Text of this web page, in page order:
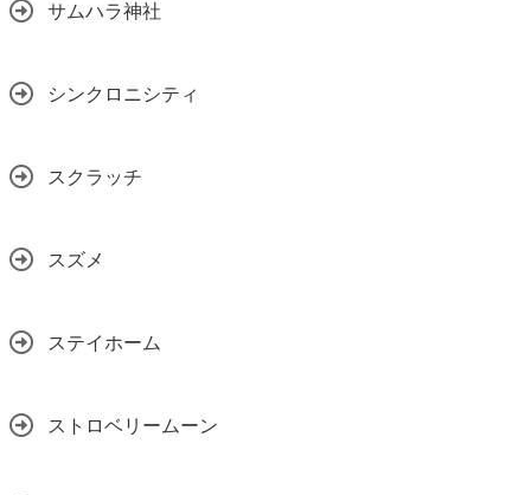
サムハラ神社
シンクロニシティ
スクラッチ
スズメ
ステイホーム
ストロベリームーン